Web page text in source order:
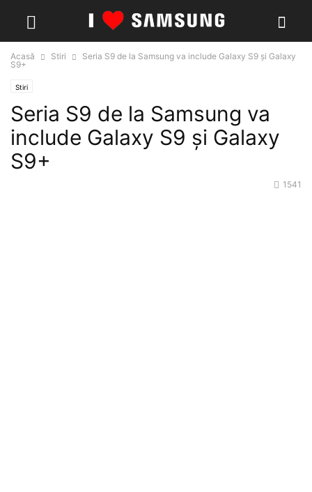
Acasă Stiri
Seria S9 de la Samsung va include Galaxy S9 și Galaxy
S9+
Stiri
Seria S9 de la Samsung va
include Galaxy S9 și Galaxy
S9+
1541